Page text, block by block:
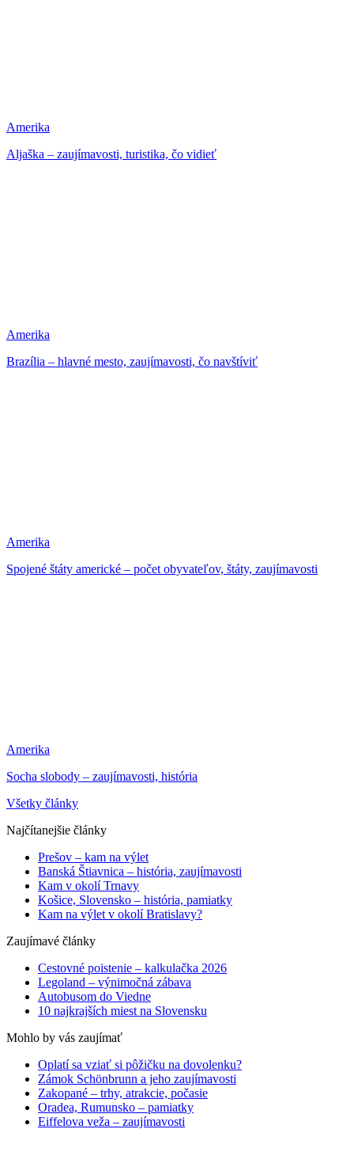
Amerika
Aljaška – zaujímavosti, turistika, čo vidieť
Amerika
Brazília – hlavné mesto, zaujímavosti, čo navštíviť
Amerika
Spojené štáty americké – počet obyvateľov, štáty, zaujímavosti
Amerika
Socha slobody – zaujímavosti, história
Všetky články
Najčítanejšie články
Prešov – kam na výlet
Banská Štiavnica – história, zaujímavosti
Kam v okolí Trnavy
Košice, Slovensko – história, pamiatky
Kam na výlet v okolí Bratislavy?
Zaujímavé články
Cestovné poistenie – kalkulačka 2026
Legoland – výnimočná zábava
Autobusom do Viedne
10 najkrajších miest na Slovensku
Mohlo by vás zaujímať
Oplatí sa vziať si pôžičku na dovolenku?
Zámok Schönbrunn a jeho zaujímavosti
Zakopané – trhy, atrakcie, počasie
Oradea, Rumunsko – pamiatky
Eiffelova veža – zaujímavosti